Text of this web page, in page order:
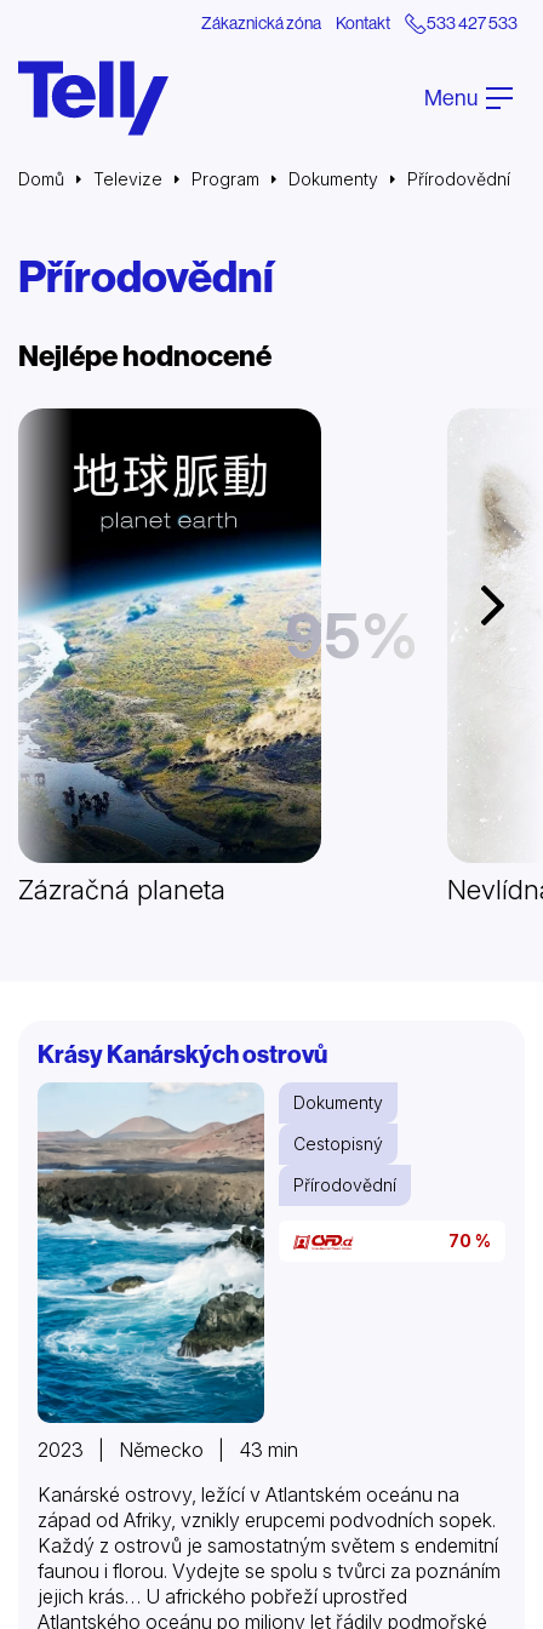
Zákaznická zóna Kontakt 533 427 533
Menu
Domů Televize Program Dokumenty Přírodovědní
Přírodovědní
Nejlépe hodnocené
Další
95%
Zázračná planeta
Krásy Kanárských ostrovů
Dokumenty
Cestopisný
Přírodovědní
70 %
2023 | Německo | 43 min
Kanárské ostrovy, ležící v Atlantském oceánu na
západ od Afriky, vznikly erupcemi podvodních sopek.
Každý z ostrovů je samostatným světem s endemitní
faunou i florou. Vydejte se spolu s tvůrci za poznáním
jejich krás… U afrického pobřeží uprostřed
Atlantského oceánu po miliony let řádily podmořské